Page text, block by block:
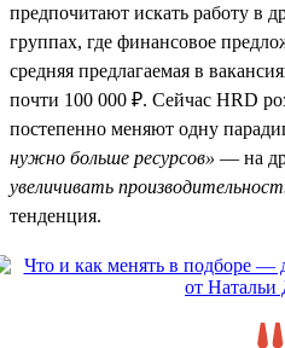
предпочитают искать работу в
группах, где финансовое
средняя предлагаемая в
почти 100 000 ₽. Сейчас HRD
постепенно меняют одну
нужно больше ресурсов» — на
увеличивать
тенденция.